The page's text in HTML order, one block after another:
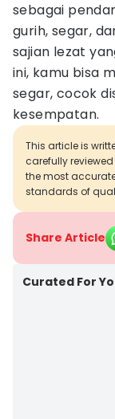
sebagai
gurih, segar,
sajian lezat
ini, kamu bisa
segar, cocok
kesempatan.
This article is
carefully
the most
standards of
Share Article
Curated For